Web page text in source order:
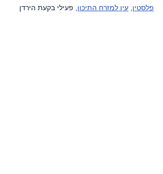
פלסטין עין למזרח התיכון , פעילי בקעת הירדן